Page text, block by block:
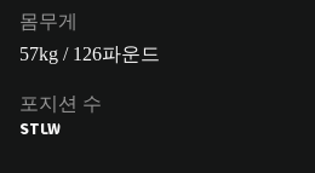
몸무게
57kg / 126파운드
포지션 수
STLW